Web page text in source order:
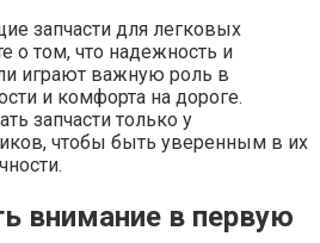
запчасти для легковых
о том, что надежность и
играют важную роль в
и комфорта на дороге.
запчасти только у
чтобы быть уверенным в их
внимание в первую